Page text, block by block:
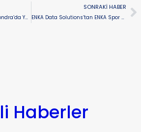
ENKA Data Solution’tan Londra’da Yeni Veri Merkezi Yatırımı
SONRAKI HABER
ENKA Data Solutions’tan ENKA Spor Kulübü’ne Destek
Haberler